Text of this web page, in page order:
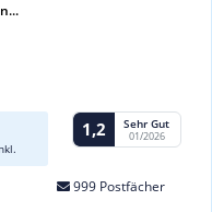
1,2 Sehr Gut
01/2026
999 Postfächer